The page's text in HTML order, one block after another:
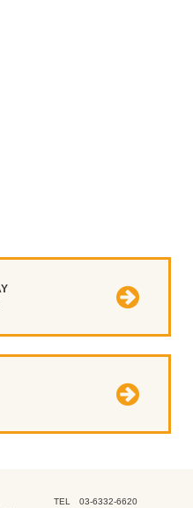
TEL 03-6332-6620